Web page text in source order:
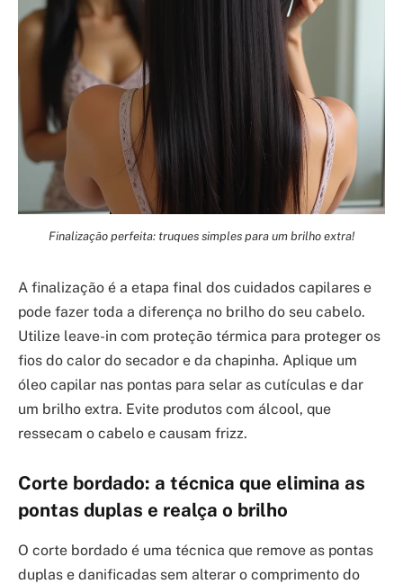
Finalização perfeita: truques simples para um brilho extra!
A finalização é a etapa final dos cuidados capilares e
pode fazer toda a diferença no brilho do seu cabelo.
Utilize leave-in com proteção térmica para proteger os
fios do calor do secador e da chapinha. Aplique um
óleo capilar nas pontas para selar as cutículas e dar
um brilho extra. Evite produtos com álcool, que
ressecam o cabelo e causam frizz.
Corte bordado: a técnica que elimina as
pontas duplas e realça o brilho
O corte bordado é uma técnica que remove as pontas
duplas e danificadas sem alterar o comprimento do